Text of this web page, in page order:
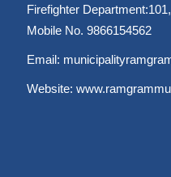
Firefighter Department:101,
Mobile No. 9866154562
Email:
Website: